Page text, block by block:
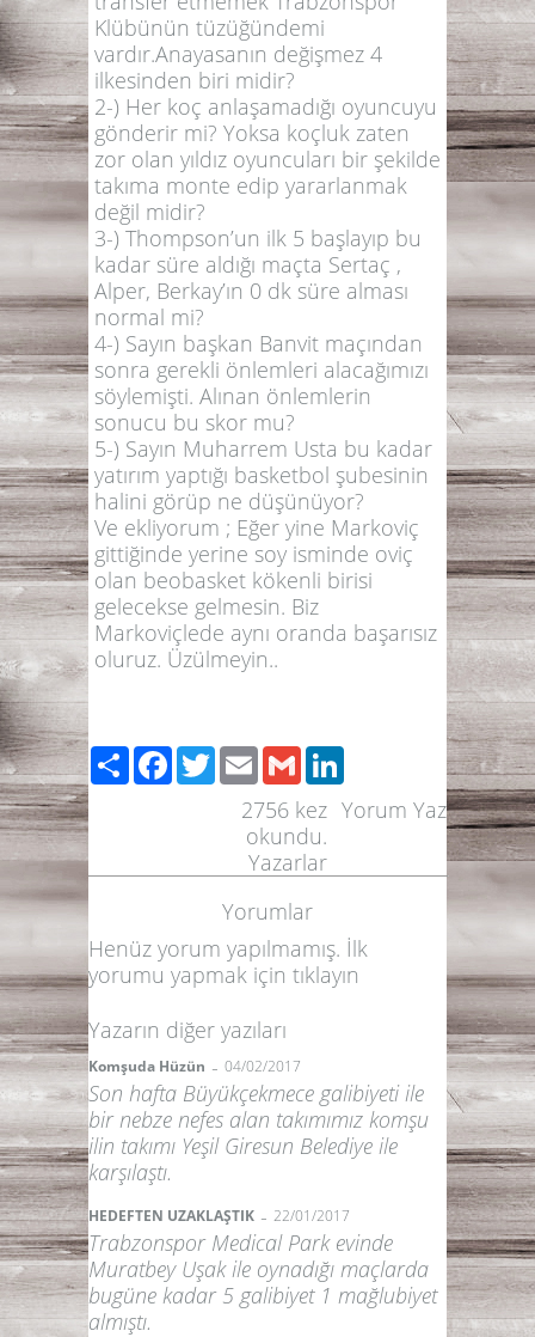
Klübünün tüzüğündemi
vardır.Anayasanın değişmez 4
ilkesinden biri midir?
2-) Her koç anlaşamadığı oyuncuyu
gönderir mi? Yoksa koçluk zaten
zor olan yıldız oyuncuları bir şekilde
takıma monte edip yararlanmak
değil midir?
3-) Thompson’un ilk 5 başlayıp bu
kadar süre aldığı maçta Sertaç ,
Alper, Berkay’ın 0 dk süre alması
normal mi?
4-) Sayın başkan Banvit maçından
sonra gerekli önlemleri alacağımızı
söylemişti. Alınan önlemlerin
sonucu bu skor mu?
5-) Sayın Muharrem Usta bu kadar
yatırım yaptığı basketbol şubesinin
halini görüp ne düşünüyor?
Ve ekliyorum ; Eğer yine Markoviç
gittiğinde yerine soy isminde oviç
olan beobasket kökenli birisi
gelecekse gelmesin. Biz
Markoviçlede aynı oranda başarısız
oluruz. Üzülmeyin..
PaylaşFacebook
TwitterEmailGmail
Yorum Yaz
2756 kez
okundu.
Yazarlar
Yorumlar
Henüz yorum yapılmamış. İlk
yorumu yapmak için tıklayın
Yazarın diğer yazıları
Komşuda Hüzün - 04/02/2017
Son hafta Büyükçekmece galibiyeti ile
bir nebze nefes alan takımımız komşu
ilin takımı Yeşil Giresun Belediye ile
karşılaştı.
HEDEFTEN UZAKLAŞTIK - 22/01/2017
Trabzonspor Medical Park evinde
Muratbey Uşak ile oynadığı maçlarda
bugüne kadar 5 galibiyet 1 mağlubiyet
almıştı.